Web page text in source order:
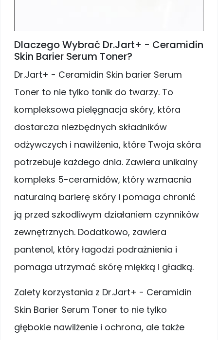
Dlaczego Wybrać Dr.Jart+ - Ceramidin
Skin Barier Serum Toner?
Dr.Jart+ - Ceramidin Skin barier Serum
Toner to nie tylko tonik do twarzy. To
kompleksowa pielęgnacja skóry, która
dostarcza niezbędnych składników
odżywczych i nawilżenia, które Twoja skóra
potrzebuje każdego dnia. Zawiera unikalny
kompleks 5-ceramidów, który wzmacnia
naturalną barierę skóry i pomaga chronić
ją przed szkodliwym działaniem czynników
zewnętrznych. Dodatkowo, zawiera
pantenol, który łagodzi podrażnienia i
pomaga utrzymać skórę miękką i gładką.
Zalety korzystania z Dr.Jart+ - Ceramidin
Skin Barier Serum Toner to nie tylko
głębokie nawilżenie i ochrona, ale także